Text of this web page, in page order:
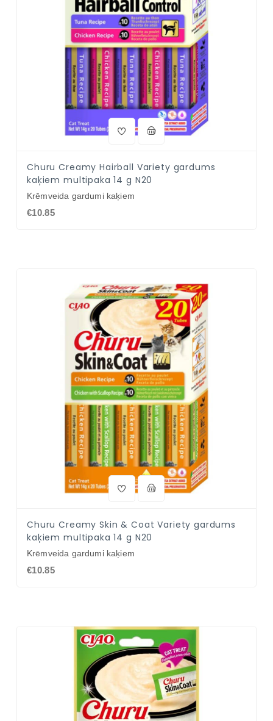
Churu Creamy Hairball Variety gardums
kaķiem multipaka 14 g N20
Krēmveida gardumi kaķiem
€10.85
Churu Creamy Skin & Coat Variety gardums
kaķiem multipaka 14 g N20
Krēmveida gardumi kaķiem
€10.85